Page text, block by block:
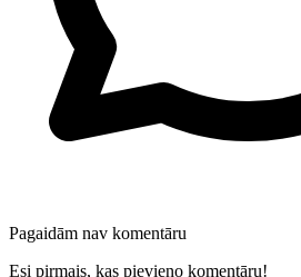
Pagaidām nav komentāru
Esi pirmais, kas pievieno komentāru!